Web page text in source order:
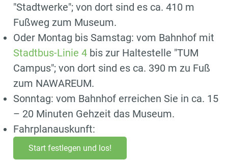
"Stadtwerke"; von dort sind es ca. 410 m
Fußweg zum Museum.
Oder Montag bis Samstag: vom Bahnhof mit
Stadtbus-Linie 4 bis zur Haltestelle "TUM
Campus"; von dort sind es ca. 390 m zu Fuß
zum NAWAREUM.
Sonntag: vom Bahnhof erreichen Sie in ca. 15
– 20 Minuten Gehzeit das Museum.
Fahrplanauskunft:
Start festlegen und los!